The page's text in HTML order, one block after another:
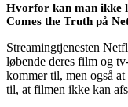
Hvorfor kan man ikke
Comes the Truth på
Streamingtjenesten
løbende deres film og
kommer til, men også
til, at filmen ikke kan